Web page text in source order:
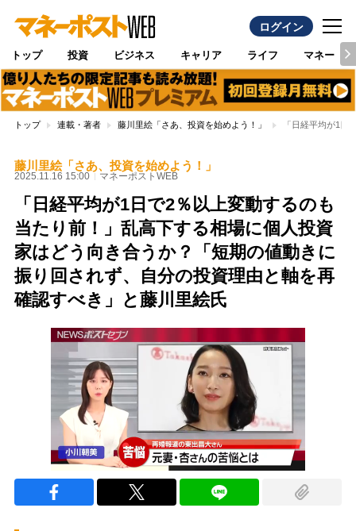
ログイン
トップ 投資 ビジネス キャリア ライフ マネー
トップ 連載・著者 藤川里絵「さあ、投資を始めよう！」 「日経平均が1日
藤川里絵「さあ、投資を始めよう！」
2025.11.16 15:00 マネーポストWEB
「日経平均が1日で2％以上変動するのも
当たり前！」乱高下する相場に個人投資
家はどう向き合うか？「短期の値動きに
振り回されず、自分の投資理由と軸を再
確認すべき」と藤川里絵氏